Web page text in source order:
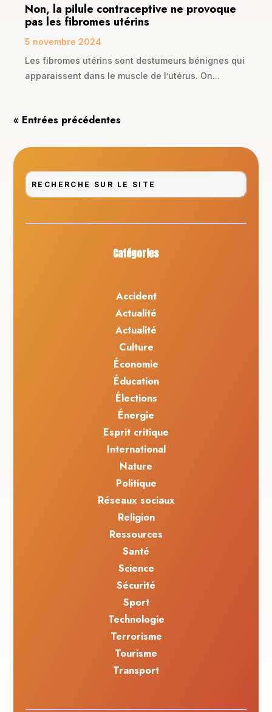
Non, la pilule contraceptive ne provoque
pas les fibromes utérins
5 novembre 2024
Les fibromes utérins sont destumeurs bénignes qui
apparaissent dans le muscle de l’utérus. On...
« Entrées précédentes
Catégories
Accident
Actualité
Actualité
Culture
Économie
Éducation
Élections
Énergie
Esprit critique
International
Nature
Politique
Réseaux sociaux
Religion
Ressources
Santé
Science
Sécurité
Sport
Technologie
Terrorisme
Tourisme
Transport